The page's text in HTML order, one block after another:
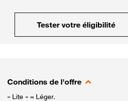
Tester votre éligibilité
Conditions de l'offre
« Lite » = Léger.